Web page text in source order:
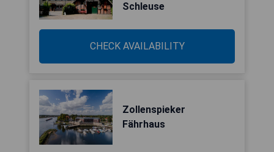
Schleuse
CHECK AVAILABILITY
Zollenspieker
Fährhaus